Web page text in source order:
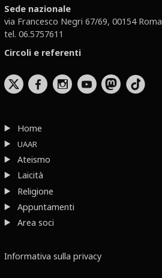
Sede nazionale
via Francesco Negri 67/69, 00154 Roma
tel. 06.5757611
Circoli e referenti
b x r
Home
UAAR
Ateismo
Laicità
Religione
Appuntamenti
Area soci
Informativa sulla privacy